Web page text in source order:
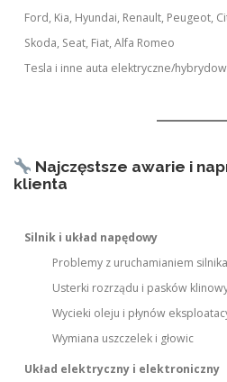
Ford, Kia, Hyundai, Renault, Peugeot,
Skoda, Seat, Fiat, Alfa Romeo
Tesla i inne auta elektryczne/
Najczęstsze awarie i
klienta
Silnik i układ napędowy
Problemy z uruchamianiem silnika
Usterki rozrządu i pasków
Wycieki oleju i płynów
Wymiana uszczelek i głowic
Układ elektryczny i elektroniczny